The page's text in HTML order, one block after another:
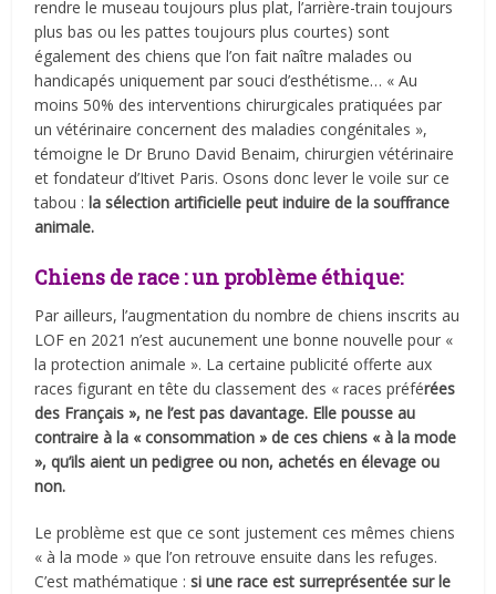
rendre le museau toujours plus plat, l’arrière-train toujours
plus bas ou les pattes toujours plus courtes) sont
également des chiens que l’on fait naître malades ou
handicapés uniquement par souci d’esthétisme… « Au
moins 50% des interventions chirurgicales pratiquées par
un vétérinaire concernent des maladies congénitales »,
témoigne le Dr Bruno David Benaim, chirurgien vétérinaire
et fondateur d’Itivet Paris. Osons donc lever le voile sur ce
tabou : la sélection artificielle peut induire de la souffrance
animale.
Chiens de race : un problème éthique:
Par ailleurs, l’augmentation du nombre de chiens inscrits au
LOF en 2021 n’est aucunement une bonne nouvelle pour «
la protection animale ». La certaine publicité offerte aux
races figurant en tête du classement des « races préférées
des Français », ne l’est pas davantage. Elle pousse au
contraire à la « consommation » de ces chiens « à la mode
», qu’ils aient un pedigree ou non, achetés en élevage ou
non.
Le problème est que ce sont justement ces mêmes chiens
« à la mode » que l’on retrouve ensuite dans les refuges.
C’est mathématique : si une race est surreprésentée sur le